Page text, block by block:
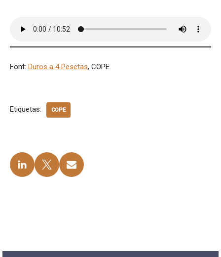
Font: Duros a 4Pesetas, COPE
Etiquetas: COPE